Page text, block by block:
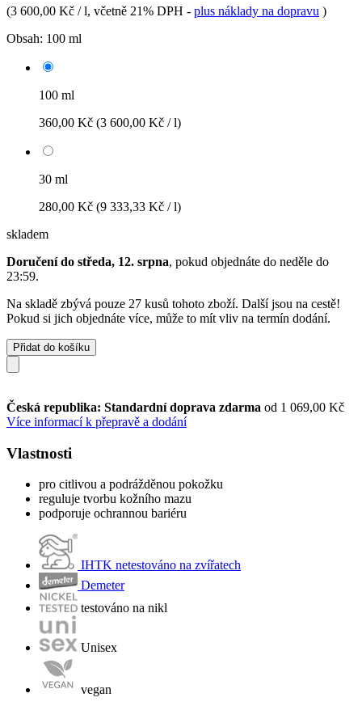
(3 600,00 Kč / l, včetně 21% DPH - plus náklady na dopravu )
Obsah: 100 ml
100 ml
360,00 Kč (3 600,00 Kč / l)
30 ml
280,00 Kč (9 333,33 Kč / l)
skladem
Doručení do středa, 12. srpna, pokud objednáte do neděle do
23:59.
Na skladě zbývá pouze 27 kusů tohoto zboží. Další jsou na cestě!
Pokud si jich objednáte více, může to mít vliv na termín dodání.
Přidat do košíku
Česká republika: Standardní doprava zdarma od 1 069,00 Kč
Více informací k přepravě a dodání
Vlastnosti
pro citlivou a podrážděnou pokožku
reguluje tvorbu kožního mazu
podporuje ochrannou bariéru
IHTK netestováno na zvířatech
Demeter
testováno na nikl
Unisex
vegan